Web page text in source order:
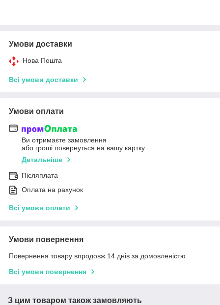
Умови доставки
Нова Пошта
Всі умови доставки
Умови оплати
Ви отримаєте замовлення
або гроші повернуться на вашу картку
Детальніше
Післяплата
Оплата на рахунок
Всі умови оплати
Умови повернення
Повернення товару впродовж 14 днів за домовленістю
Всі умови повернення
З цим товаром також замовляють